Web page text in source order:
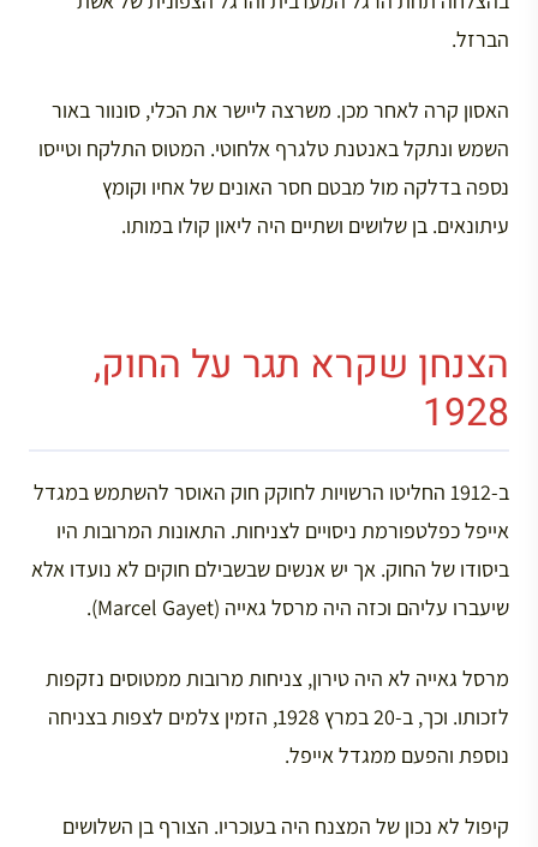
הברזל.
האסון קרה לאחר מכן. משרצה ליישר את הכלי, סונוור באור
השמש ונתקל באנטנת טלגרף אלחוטי. המטוס התלקח וטייסו
נספה בדלקה מול מבטם חסר האונים של אחיו וקומץ
עיתונאים. בן שלושים ושתיים היה ליאון קולו במותו.
הצנחן שקרא תגר על החוק,
1928
ב-1912 החליטו הרשויות לחוקק חוק האוסר להשתמש במגדל
אייפל כפלטפורמת ניסויים לצניחות. התאונות המרובות היו
ביסודו של החוק. אך יש אנשים שבשבילם חוקים לא נועדו אלא
שיעברו עליהם וכזה היה מרסל גאייה (Marcel Gayet).
מרסל גאייה לא היה טירון, צניחות מרובות ממטוסים נזקפות
לזכותו. וכך, ב-20 במרץ 1928, הזמין צלמים לצפות בצניחה
נוספת והפעם ממגדל אייפל.
קיפול לא נכון של המצנח היה בעוכריו. הצורף בן השלושים